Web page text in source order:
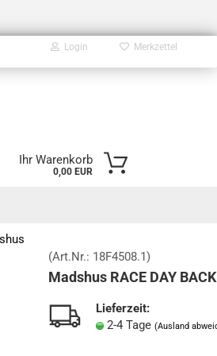
Login Merkzettel
Ihr Warenkorb
0,00 EUR
(Art.Nr.: 18F4508.1)
Madshus RACE DAY
Lieferzeit:
2-4 Tage (Ausland